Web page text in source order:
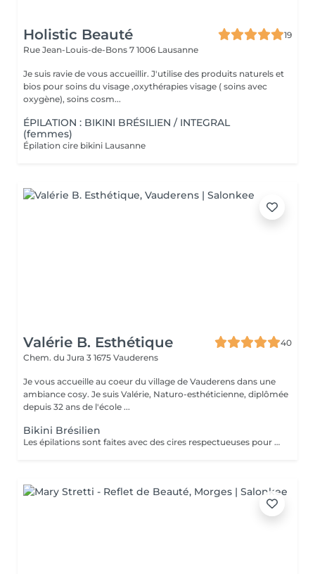
Holistic Beauté
19
Rue Jean-Louis-de-Bons 7 1006 Lausanne
Je suis ravie de vous accueillir. J'utilise des produits naturels et
bios pour soins du visage ,oxythérapies visage ( soins avec
oxygène), soins cosm...
ÉPILATION : BIKINI BRÉSILIEN / INTEGRAL
(femmes)
Épilation cire bikini Lausanne
Valérie B. Esthétique
40
Chem. du Jura 3 1675 Vauderens
Je vous accueille au coeur du village de Vauderens dans une
ambiance cosy. Je suis Valérie, Naturo-esthéticienne, diplômée
depuis 32 ans de l'école ...
Bikini Brésilien
Les épilations sont faites avec des cires respectueuses pour votre peau et pour la nature. Résine naturelle et bio, cire é la cire d'abeille et beurre de karité.